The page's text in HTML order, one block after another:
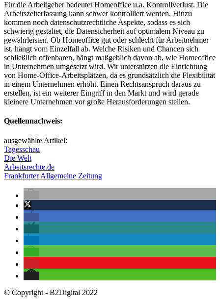
Für die Arbeitgeber bedeutet Homeoffice u.a. Kontrollverlust. Die
Arbeitszeiterfassung kann schwer kontrolliert werden. Hinzu
kommen noch datenschutzrechtliche Aspekte, sodass es sich
schwierig gestaltet, die Datensicherheit auf optimalem Niveau zu
gewährleisten. Ob Homeoffice gut oder schlecht für Arbeitnehmer
ist, hängt vom Einzelfall ab. Welche Risiken und Chancen sich
schließlich offenbaren, hängt maßgeblich davon ab, wie Homeoffice
in Unternehmen umgesetzt wird. Wir unterstützen die Einrichtung
von Home-Office-Arbeitsplätzen, da es grundsätzlich die Flexibilität
in einem Unternehmen erhöht. Einen Rechtsanspruch daraus zu
erstellen, ist ein weiterer Eingriff in den Markt und wird gerade
kleinere Unternehmen vor große Herausforderungen stellen.
Quellennachweis:
ausgewählte Artikel:
Tagesschau
Die Welt
Arbeitsrechte.de
Frankfurter Allgemeine Zeitung
© Copyright - B2Digital 2022